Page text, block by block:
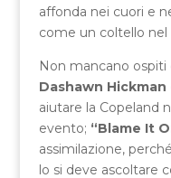
affonda nei cuori e
come un coltello nel
Non mancano
Dashawn
aiutare la Copeland
evento; “Blame It
assimilazione,
lo si deve ascoltare